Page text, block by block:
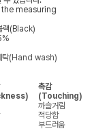
measuring
랙(Black)
탁(Hand wash)
촉감
(Touching)
까슬거림
적당함
부드러움